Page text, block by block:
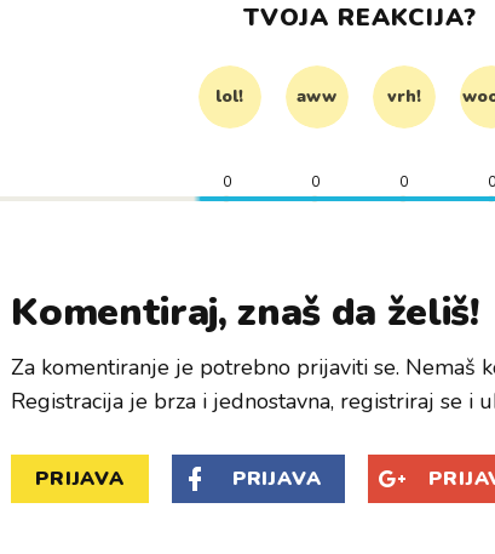
TVOJA REAKCIJA?
lol! aww vrh!
0 0 0 0
Komentiraj, znaš da želiš!
Za komentiranje je potrebno prijaviti se. Nemaš
Registracija je brza i jednostavna, registriraj se i
PRIJAVA PRIJAVA